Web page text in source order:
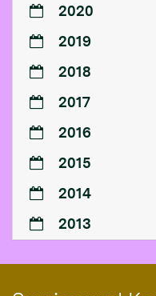
2020
2019
2018
2017
2016
2015
2014
2013